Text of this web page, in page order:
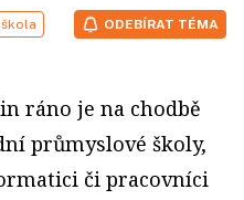
škola ODEBÍRAT TÉMA
ráno je na chodbě
průmyslové školy,
či pracovníci